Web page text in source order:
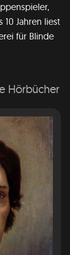
10 Jahren liest
für Blinde
Hörbücher